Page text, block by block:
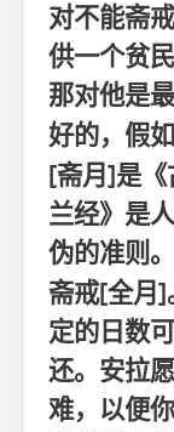
对不能斋戒
供一个贫
那对他是
好的，假
[斋月 ]是《
兰经》是
伪的准则
斋戒[全月 ]
定的日数
还。安拉
难，以便